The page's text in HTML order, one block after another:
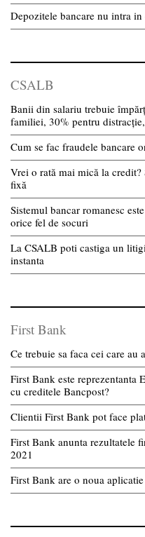
Depozitele bancare nu intra
CSALB
Banii din salariu trebuie
familiei, 30% pentru
Cum se fac fraudele bancare
Vrei o rată mai mică la
fixă
Sistemul bancar romanesc
orice fel de socuri
La CSALB poti castiga un
instanta
First Bank
Ce trebuie sa faca cei care au
First Bank este reprezentanta
cu creditele Bancpost?
Clientii First Bank pot face
First Bank anunta rezultatele
2021
First Bank are o noua